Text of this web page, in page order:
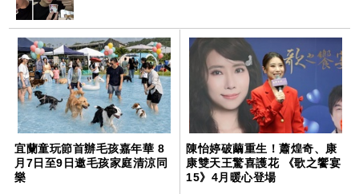
宜蘭童玩節首辦毛孩嘉年華 8
月7日至9日邀毛孩家庭清涼同
樂
陳怡婷破繭重生！蕭煌奇、康
康雙天王驚喜護花 《歌之饗宴
15》4月暖心登場